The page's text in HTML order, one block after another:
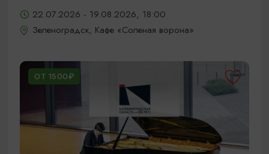
22.07.2026 - 19.08.2026, 18:00
Зеленоградск, Кафе «Соленая ворона»
ОТ 1500₽